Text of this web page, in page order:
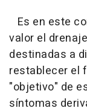
Es en este
valor el
destinadas a
restablecer el
"objetivo" de
síntomas